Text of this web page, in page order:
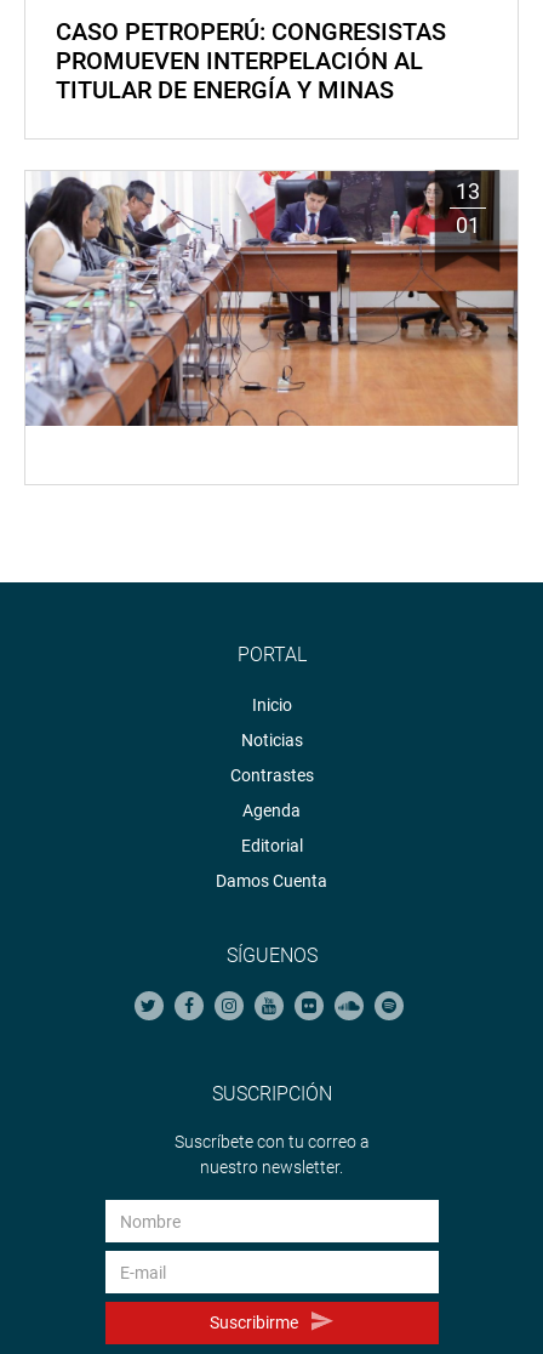
CASO PETROPERÚ: CONGRESISTAS
PROMUEVEN INTERPELACIÓN AL
TITULAR DE ENERGÍA Y MINAS
13
01
PORTAL
Inicio
Noticias
Contrastes
Agenda
Editorial
Damos Cuenta
SÍGUENOS
SUSCRIPCIÓN
Suscríbete con tu correo a
nuestro newsletter.
Suscribirme